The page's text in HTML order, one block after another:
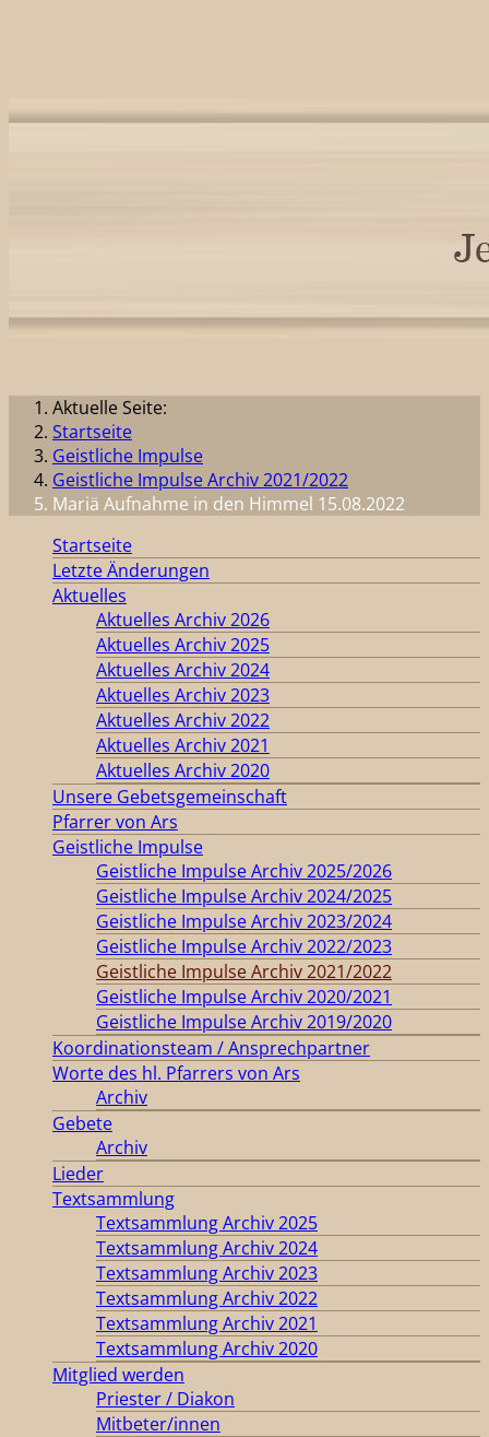
Aktuelle Seite:
Startseite
Geistliche Impulse
Geistliche Impulse Archiv 2021/2022
Mariä Aufnahme in den Himmel 15.08.2022
Startseite
Letzte Änderungen
Aktuelles
Aktuelles Archiv 2026
Aktuelles Archiv 2025
Aktuelles Archiv 2024
Aktuelles Archiv 2023
Aktuelles Archiv 2022
Aktuelles Archiv 2021
Aktuelles Archiv 2020
Unsere Gebetsgemeinschaft
Pfarrer von Ars
Geistliche Impulse
Geistliche Impulse Archiv 2025/2026
Geistliche Impulse Archiv 2024/2025
Geistliche Impulse Archiv 2023/2024
Geistliche Impulse Archiv 2022/2023
Geistliche Impulse Archiv 2021/2022
Geistliche Impulse Archiv 2020/2021
Geistliche Impulse Archiv 2019/2020
Koordinationsteam / Ansprechpartner
Worte des hl. Pfarrers von Ars
Archiv
Gebete
Archiv
Lieder
Textsammlung
Textsammlung Archiv 2025
Textsammlung Archiv 2024
Textsammlung Archiv 2023
Textsammlung Archiv 2022
Textsammlung Archiv 2021
Textsammlung Archiv 2020
Mitglied werden
Priester / Diakon
Mitbeter/innen